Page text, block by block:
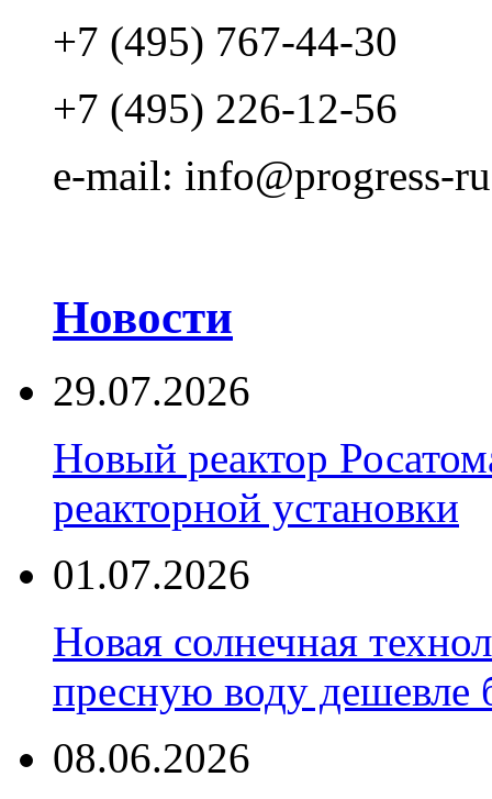
+7 (495) 767-44-30
+7 (495) 226-12-56
e-mail: info@progress-
Новости
29.07.2026
Новый реактор
реакторной установки
01.07.2026
Новая солнечная
пресную воду дешевле
08.06.2026